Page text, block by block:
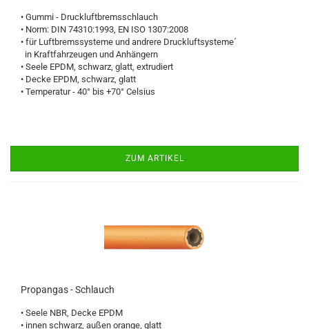
• Gummi - Druckluftbremsschlauch
• Norm: DIN 74310:1993, EN ISO 1307:2008
• für Luftbremssysteme und andrere Druckluftsysteme´
in Kraftfahrzeugen und Anhängern
• Seele EPDM, schwarz, glatt, extrudiert
• Decke EPDM, schwarz, glatt
• Temperatur - 40° bis +70° Celsius
ZUM ARTIKEL
Propangas - Schlauch
• Seele NBR, Decke EPDM
• innen schwarz, außen orange, glatt